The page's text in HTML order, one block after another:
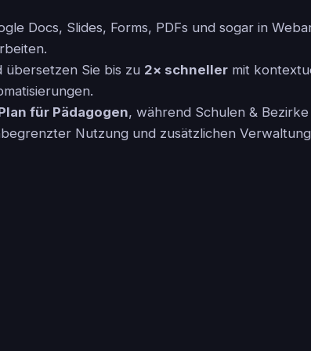
Docs, Slides, Forms, PDFs und sogar in
übersetzen Sie bis zu 2× schneller mit
für Pädagogen, während Schulen &
Nutzung und zusätzlichen